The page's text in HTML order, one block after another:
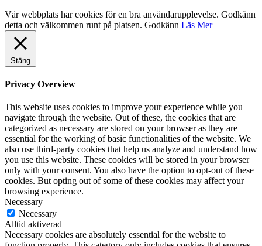
Vår webbplats har cookies för en bra användarupplevelse. Godkänn
detta och välkommen runt på platsen. Godkänn Läs Mer
Stäng
Privacy Overview
This website uses cookies to improve your experience while you
navigate through the website. Out of these, the cookies that are
categorized as necessary are stored on your browser as they are
essential for the working of basic functionalities of the website. We
also use third-party cookies that help us analyze and understand how
you use this website. These cookies will be stored in your browser
only with your consent. You also have the option to opt-out of these
cookies. But opting out of some of these cookies may affect your
browsing experience.
Necessary
Necessary
Alltid aktiverad
Necessary cookies are absolutely essential for the website to